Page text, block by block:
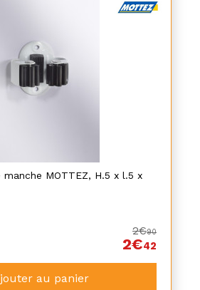
MOTTEZ, H.5 x l.5 x
2€90
2€42
au panier